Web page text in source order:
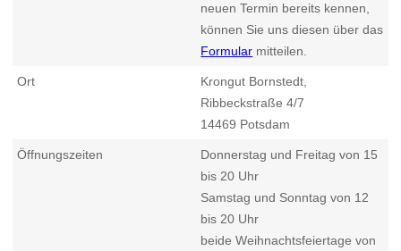
neuen Termin bereits kennen,
können Sie uns diesen über das
Formular mitteilen.
Ort
Krongut Bornstedt,
Ribbeckstraße 4/7
14469 Potsdam
Öffnungszeiten
Donnerstag und Freitag von 15
bis 20 Uhr
Samstag und Sonntag von 12
bis 20 Uhr
beide Weihnachtsfeiertage von